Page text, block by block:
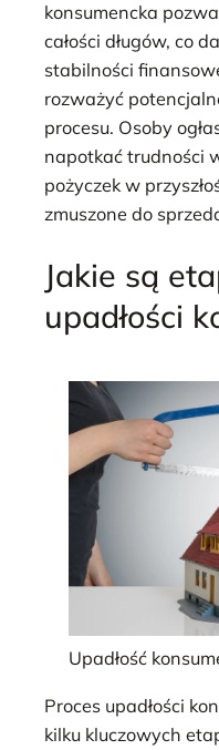
konsumencka
całości długów, co
stabilności
rozważyć
procesu. Osoby
napotkać trudności
pożyczek w
zmuszone do
Jakie są
upadłości
Upadłość
Proces upadłości
kilku kluczowych